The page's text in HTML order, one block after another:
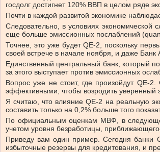
госдолг достигнет 120% ВВП в целом ряде
Почти в каждой развитой экономике
Следовательно, в условиях
еще больше эмиссионных послаблений
Точнее, это уже будет QE-2, поскольку
своей встрече в начале ноября, и даже Банк
Единственный центральный банк, который
за этого выступает против эмиссионных
Вопрос уже не стоит, где произойдут QE-
эффективными, чтобы возродить уверенный
Я считаю, что влияние QE-2 на реальную
составить только на 0,2% больше того
По официальным оценкам МВФ, в
учетом уровня безработицы,
Приведу вам один пример. Сегодня банки
избыточные резервы для кредитования, и